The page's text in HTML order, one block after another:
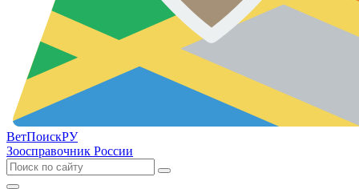
ВетПоискРУ
Зоосправочник России